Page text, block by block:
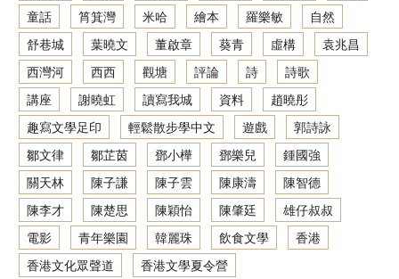
童話
筲箕灣 米哈 繪本 羅樂敏
自然
舒巷城
葉曉文 董啟章 葵青 虛構
袁兆昌
西灣河
西西 觀塘 評論 詩
詩歌
講座
謝曉虹 讀寫我城 資料
趙曉彤
趣寫文學足印
輕鬆散步學中文 遊戲
郭詩詠
鄒文律
鄒芷茵 鄧小樺 鄧樂兒
鍾國強
關天林
陳子謙 陳子雲 陳康濤
陳智德
陳李才
陳楚思 陳穎怡 陳肇廷
雄仔叔叔
電影
青年樂園 韓麗珠 飲食文學
香港
香港文化眾聲道
香港文學夏令營